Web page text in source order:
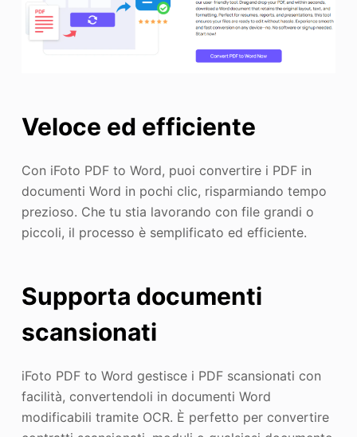
Veloce ed efficiente
Con iFoto PDF to Word, puoi convertire i PDF in
documenti Word in pochi clic, risparmiando tempo
prezioso. Che tu stia lavorando con file grandi o
piccoli, il processo è semplificato ed efficiente.
Supporta documenti
scansionati
iFoto PDF to Word gestisce i PDF scansionati con
facilità, convertendoli in documenti Word
modificabili tramite OCR. È perfetto per convertire